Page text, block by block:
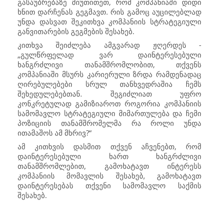
გასაუბრებაზე მიუთითეთ, რომ კომპანიაში დიდი
ხნით დარჩენას გეგმავთ. რის გამოც აუცილებლად
უნდა დასვათ შეკითხვა კომპანიის სტრატეგიული
განვითარების გეგმების შესახებ.
კითხვა შეიძლება ამგვარად ჟღერდეს -
„გულწრფელად ვარ დაინტერესებული
ხანგრძლივი თანამშრომლობით, თქვენს
კომპანიაში მსურს კარიერული ზრდა რამდენადაც
ღირებულებები სრულ თანხვედრაშია ჩემს
შეხედულებებთან. შეგიძლიათ უფრო
კონკრეტულად გამიზიაროთ როგორია კომპანიის
სამომავლო სტრატეგიული მიმართულება და ჩემი
პოზიციის თანამშრომელმა რა როლი უნდა
ითამაშოს ამ მხრივ?“
ამ კითხვის დასმით თქვენ აჩვენებთ, რომ
დაინტერესებული ხართ ხანგრძლივი
თანამშრომლებით, გამოხატავთ ინტერესს
კომპანიის მომავლის შესახებ, გამოხატავთ
დაინტერესებას თქვენი სამომავლო საქმის
შესახებ.